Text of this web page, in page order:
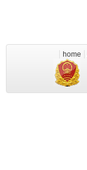
home